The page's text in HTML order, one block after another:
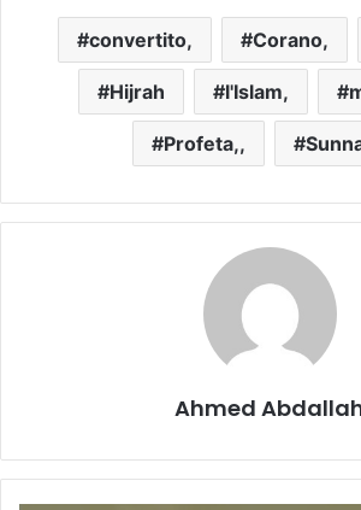
convertito, Corano,
Hijrah l'Islam,
Profeta,,
Ahmed